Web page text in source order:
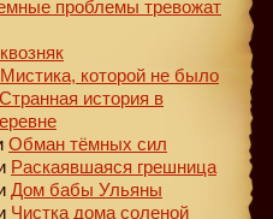
проблемы тревожат
Мистика, которой не было
Странная история в
Обман тёмных сил
Раскаявшаяся грешница
Дом бабы Ульяны
Чистка дома соленой